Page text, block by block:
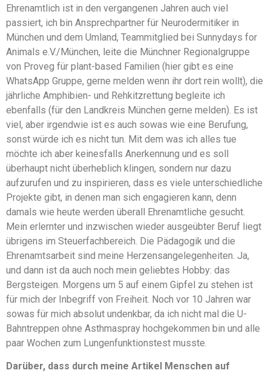
Ehrenamtlich ist in den vergangenen Jahren auch viel
passiert, ich bin Ansprechpartner für Neurodermitiker in
München und dem Umland, Teammitglied bei Sunnydays for
Animals e.V./München, leite die Münchner Regionalgruppe
von Proveg für plant-based Familien (hier gibt es eine
WhatsApp Gruppe, gerne melden wenn ihr dort rein wollt), die
jährliche Amphibien- und Rehkitzrettung begleite ich
ebenfalls (für den Landkreis München gerne melden). Es ist
viel, aber irgendwie ist es auch sowas wie eine Berufung,
sonst würde ich es nicht tun. Mit dem was ich alles tue
möchte ich aber keinesfalls Anerkennung und es soll
überhaupt nicht überheblich klingen, sondern nur dazu
aufzurufen und zu inspirieren, dass es viele unterschiedliche
Projekte gibt, in denen man sich engagieren kann, denn
damals wie heute werden überall Ehrenamtliche gesucht.
Mein erlernter und inzwischen wieder ausgeübter Beruf liegt
übrigens im Steuerfachbereich. Die Pädagogik und die
Ehrenamtsarbeit sind meine Herzensangelegenheiten. Ja,
und dann ist da auch noch mein geliebtes Hobby: das
Bergsteigen. Morgens um 5 auf einem Gipfel zu stehen ist
für mich der Inbegriff von Freiheit. Noch vor 10 Jahren war
sowas für mich absolut undenkbar, da ich nicht mal die U-
Bahntreppen ohne Asthmaspray hochgekommen bin und alle
paar Wochen zum Lungenfunktionstest musste.
Darüber, dass durch meine Artikel Menschen auf